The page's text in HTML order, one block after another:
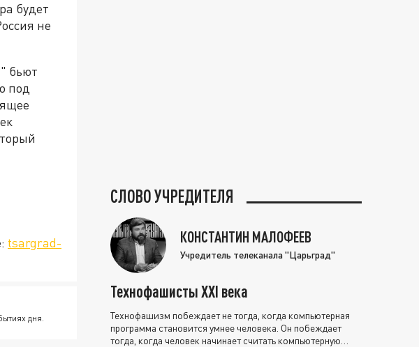
будет
не
бьют
под
tsargrad-
дня.
СЛОВО УЧРЕДИТЕЛЯ
КОНСТАНТИН МАЛОФЕЕВ
Учредитель телеканала "Царьград"
Технофашисты XXI века
Технофашизм побеждает не тогда, когда компьютерная
программа становится умнее человека. Он побеждает
тогда, когда человек начинает считать компьютерную